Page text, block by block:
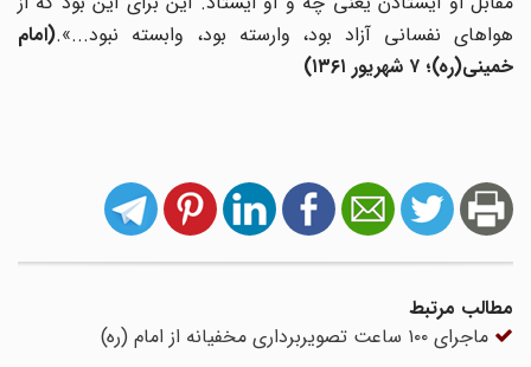
هواهای نفسانی آزاد بود، وارسته بود، وابسته نبود...».(امام
خمینی(ره)؛۷ شهریور۱۳۶۱)
مطالب مرتبط
ماجرای ۱۰۰ ساعت تصویربرداری مخفیانه از امام (ره)